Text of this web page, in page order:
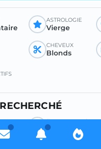
ASTROLOGIE
Vierge
CHEVEUX
Blonds
ÂGE SOUHAITÉ
Entre 18 et 99